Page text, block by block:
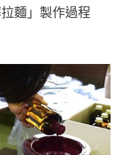
麵」製作過程